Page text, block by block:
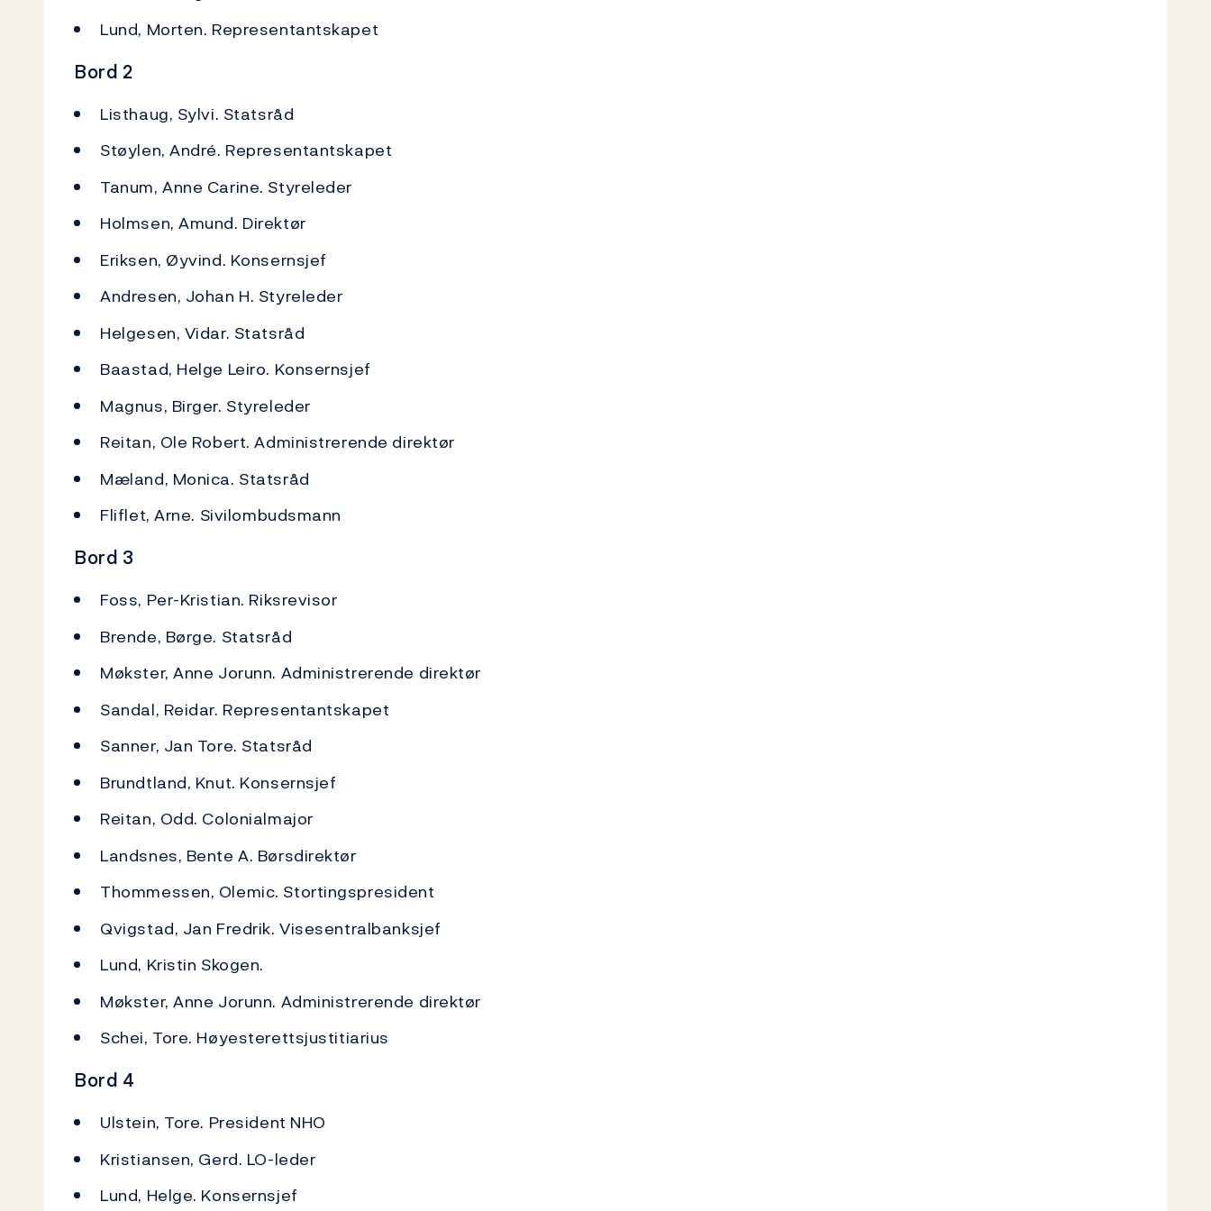
Lund, Morten. Representantskapet
Bord 2
Listhaug, Sylvi. Statsråd
Støylen, André. Representantskapet
Tanum, Anne Carine. Styreleder
Holmsen, Amund. Direktør
Eriksen, Øyvind. Konsernsjef
Andresen, Johan H. Styreleder
Helgesen, Vidar. Statsråd
Baastad, Helge Leiro. Konsernsjef
Magnus, Birger. Styreleder
Reitan, Ole Robert. Administrerende direktør
Mæland, Monica. Statsråd
Fliflet, Arne. Sivilombudsmann
Bord 3
Foss, Per-Kristian. Riksrevisor
Brende, Børge. Statsråd
Møkster, Anne Jorunn. Administrerende direktør
Sandal, Reidar. Representantskapet
Sanner, Jan Tore. Statsråd
Brundtland, Knut. Konsernsjef
Reitan, Odd. Colonialmajor
Landsnes, Bente A. Børsdirektør
Thommessen, Olemic. Stortingspresident
Qvigstad, Jan Fredrik. Visesentralbanksjef
Lund, Kristin Skogen.
Møkster, Anne Jorunn. Administrerende direktør
Schei, Tore. Høyesterettsjustitiarius
Bord 4
Ulstein, Tore. President NHO
Kristiansen, Gerd. LO-leder
Lund, Helge. Konsernsjef